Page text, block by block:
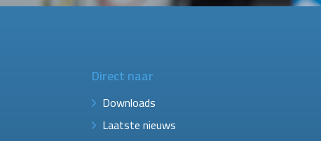
Direct naar
Downloads
Laatste nieuws